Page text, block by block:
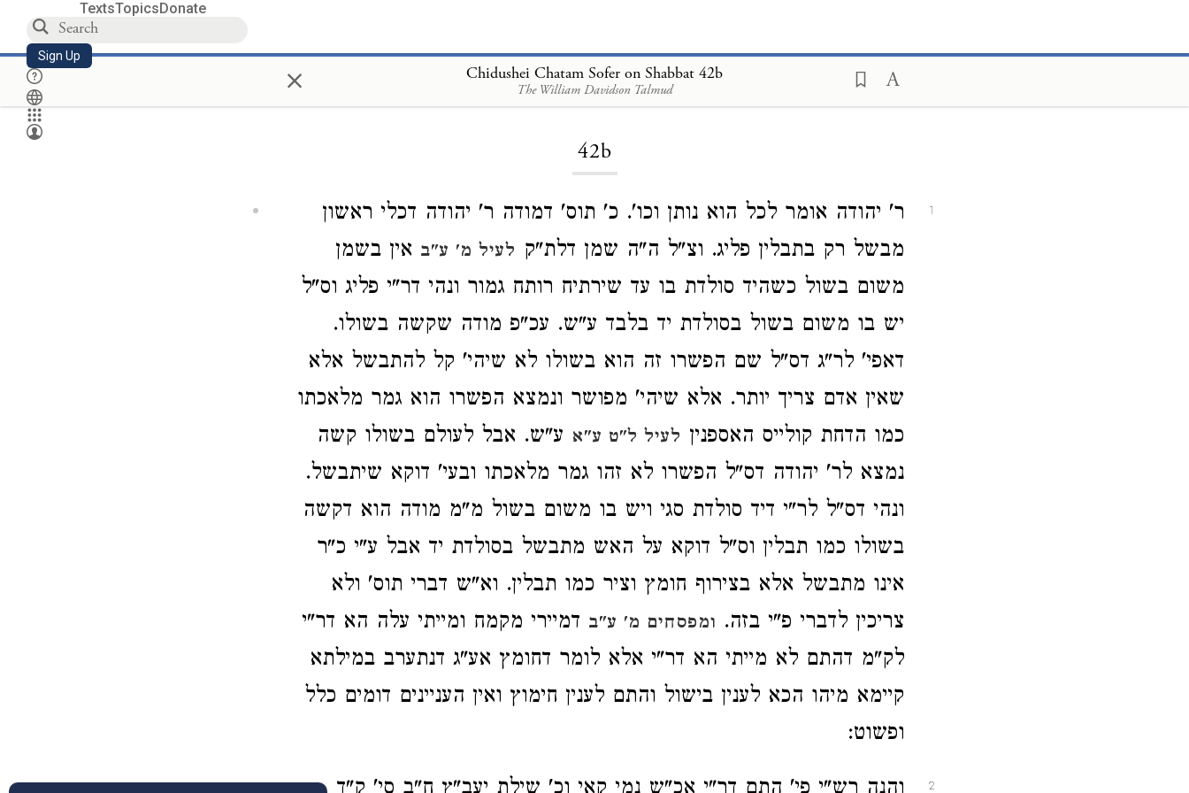
TextsTopicsDonate
Sign Up × Chidushei Chatam Sofer on Shabbat 42b
The William Davidson Talmud
Loading...
42b
1
ר' יהודה אומר לכל הוא נותן וכו'. כ' תוס' דמודה ר' יהודה דכלי ראשון
מבשל רק בתבלין פליג. וצ"ל ה"ה שמן דלת"ק לעיל מ' ע"ב אין בשמן
משום בשול כשהיד סולדת בו עד שירתיח רותח גמור ונהי דר"י פליג וס"ל
יש בו משום בשול בסולדת יד בלבד ע"ש. עכ"פ מודה שקשה בשולו.
דאפי' לר"ג דס"ל שם הפשרו זה הוא בשולו לא שיהי' קל להתבשל אלא
שאין אדם צריך יותר. אלא שיהי' מפושר ונמצא הפשרו הוא גמר מלאכתו
כמו הדחת קולייס האספנין לעיל ל"ט ע"א ע"ש. אבל לעולם בשולו קשה
נמצא לר' יהודה דס"ל הפשרו לא זהו גמר מלאכתו ובעי' דוקא שיתבשל.
ונהי דס"ל לר"י דיד סולדת סגי ויש בו משום בשול מ"מ מודה הוא דקשה
בשולו כמו תבלין וס"ל דוקא על האש מתבשל בסולדת יד אבל ע"י כ"ר
אינו מתבשל אלא בצירוף חומץ וציר כמו תבלין. וא"ש דברי תוס' ולא
צריכין לדברי פ"י בזה. ומפסחים מ' ע"ב דמיירי מקמח ומייתי עלה הא דר"י
לק"מ דהתם לא מייתי הא דר"י אלא לומר דחומץ אע"ג דנתערב במילתא
קיימא מיהו הכא לענין בישול והתם לענין חימוץ ואין העניינים דומים כלל
ופשוט:
2